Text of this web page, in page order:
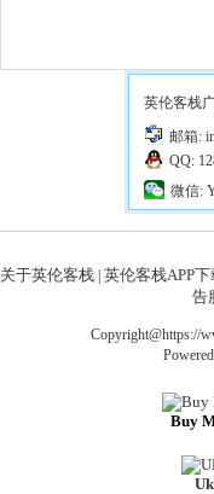
英伦客栈
邮箱:
QQ:
微信:
关于英伦客栈 英伦客栈APP下
告
Copyright@https://
Buy